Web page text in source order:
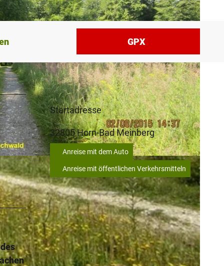
BY-SA
GPX
Startadresse
32805Horn-Bad Meinberg
Anreise mit dem Auto
Anreise mit öffentlichen Verkehrsmitteln